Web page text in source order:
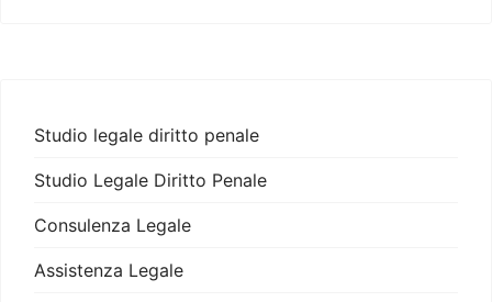
Studio legale diritto penale
Studio Legale Diritto Penale
Consulenza Legale
Assistenza Legale